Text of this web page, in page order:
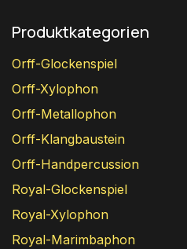
Produktkategorien
Orff-Glockenspiel
Orff-Xylophon
Orff-Metallophon
Orff-Klangbaustein
Orff-Handpercussion
Royal-Glockenspiel
Royal-Xylophon
Royal-Marimbaphon